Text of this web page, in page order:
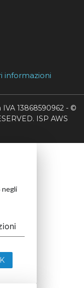
informazioni
13868590962 - ©
ISP AWS
negli